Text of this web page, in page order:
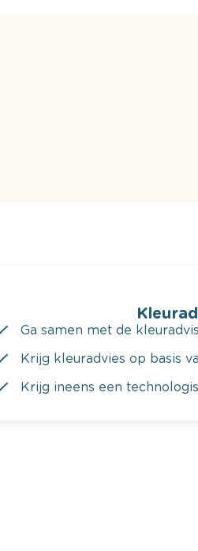
Ga samen met de
Krijg kleuradvies op basis
Krijg ineens een